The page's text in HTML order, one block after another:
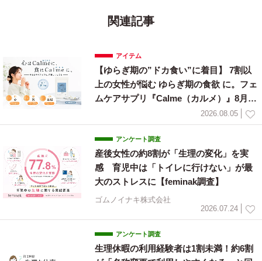
関連記事
アイテム
【ゆらぎ期の”ドカ食い”に着目】 7割以
上の女性が悩む ゆらぎ期の食欲 に。フェ
ムケアサプリ『Calme（カルメ）』8月3
2026.08.05
アンケート調査
産後女性の約8割が「生理の変化」を実
感 育児中は「トイレに行けない」が最
大のストレスに【feminak調査】
ゴムノイナキ株式会社
2026.07.24
アンケート調査
生理休暇の利用経験者は1割未満！約6割